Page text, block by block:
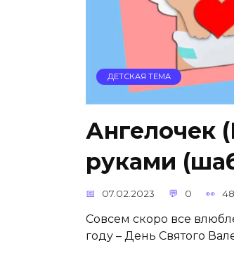
ДЕТСКАЯ ТЕМА
Ангелочек
руками
07.02.2023 0 48
Совсем скоро все
году – День Святого